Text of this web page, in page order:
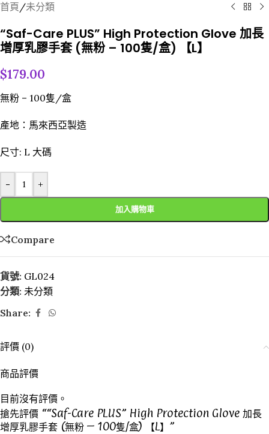
首頁/未分類
“Saf-Care PLUS” High Protection Glove 加長
增厚乳膠手套 (無粉 – 100隻/盒) 【L】
$179.00
無粉 – 100隻/盒
產地：馬來西亞製造
尺寸: L 大碼
- +
加入購物車
Compare
貨號: GL024
分類: 未分類
Share:
評價 (0)
商品評價
目前沒有評價。
搶先評價 ““Saf-Care PLUS” High Protection Glove 加長
增厚乳膠手套 (無粉 – 100隻/盒) 【L】”